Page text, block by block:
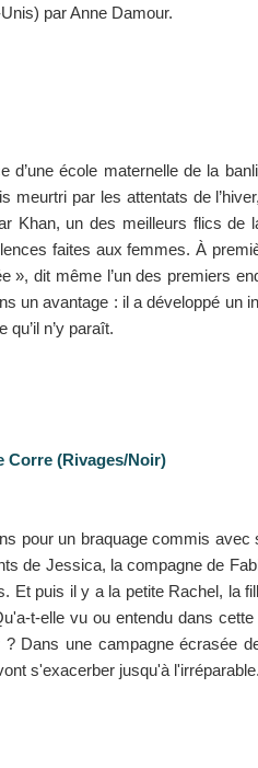
par Anne Damour.
d’une école maternelle de la
meurtri par les attentats de
Khan, un des meilleurs flics de
faites aux femmes. À
», dit même l’un des premiers
un avantage : il a développé un
n’y paraît.
Corre (Rivages/Noir)
pour un braquage commis
de Jessica, la compagne de
Et puis il y a la petite Rachel, la
t-elle vu ou entendu dans
? Dans une campagne écrasée
s'exacerber jusqu'à l'irréparable.